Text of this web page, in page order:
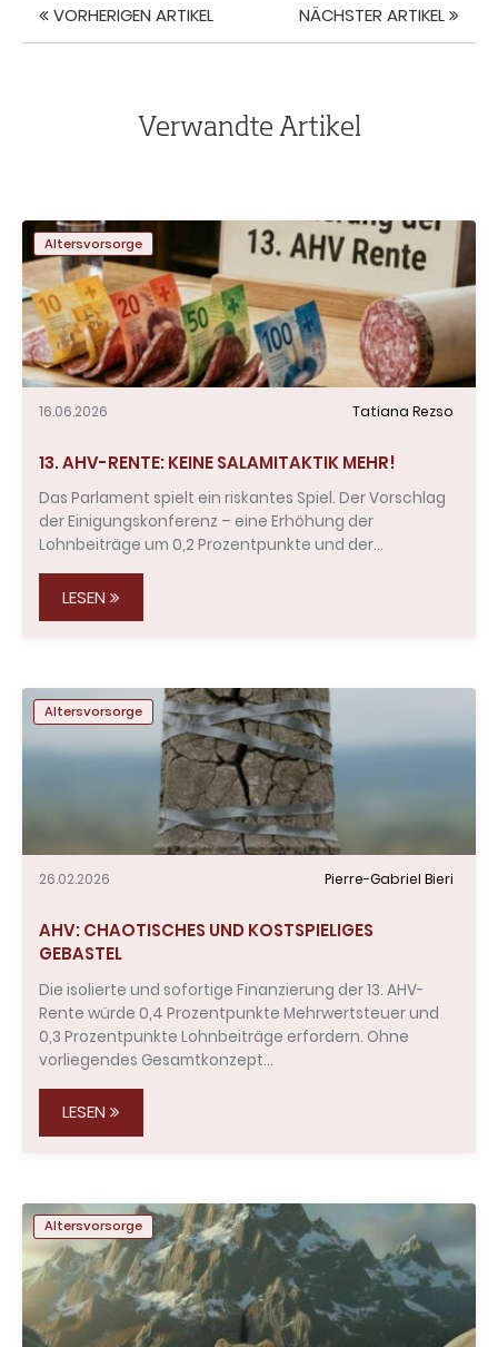
Artikel
VORHERIGEN ARTIKEL NÄCHSTER ARTIKEL
Verwandte Artikel
Altersvorsorge
16.06.2026 Tatiana Rezso
13. AHV-RENTE: KEINE SALAMITAKTIK MEHR!
Das Parlament spielt ein riskantes Spiel. Der Vorschlag
der Einigungskonferenz – eine Erhöhung der
Lohnbeiträge um 0,2 Prozentpunkte und der…
LESEN
Altersvorsorge
26.02.2026 Pierre-Gabriel Bieri
AHV: CHAOTISCHES UND KOSTSPIELIGES
GEBASTEL
Die isolierte und sofortige Finanzierung der 13. AHV-
Rente würde 0,4 Prozentpunkte Mehrwertsteuer und
0,3 Prozentpunkte Lohnbeiträge erfordern. Ohne
vorliegendes Gesamtkonzept…
LESEN
Altersvorsorge